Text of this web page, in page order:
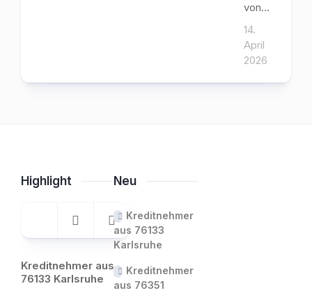
von...
14.
April
2026
Highlight
Kreditnehmer aus
76133 Karlsruhe
Neu
Kreditnehmer
aus 76133
Karlsruhe
Kreditnehmer
aus 76351